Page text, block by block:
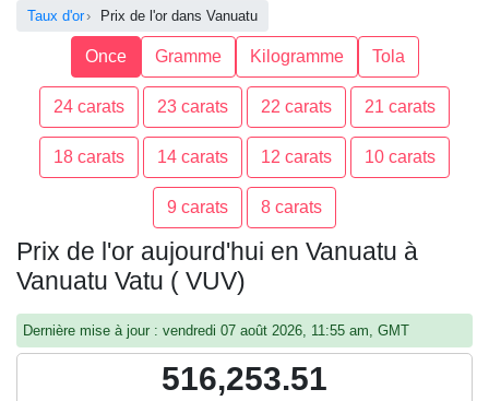
Taux d'or Prix de l'or dans Vanuatu
Once Gramme Kilogramme Tola
24 carats 23 carats 22 carats 21 carats
18 carats 14 carats 12 carats 10 carats
9 carats 8 carats
Prix de l'or aujourd'hui en Vanuatu à
Vanuatu Vatu ( VUV)
Dernière mise à jour : vendredi 07 août 2026, 11:55 am, GMT
516,253.51